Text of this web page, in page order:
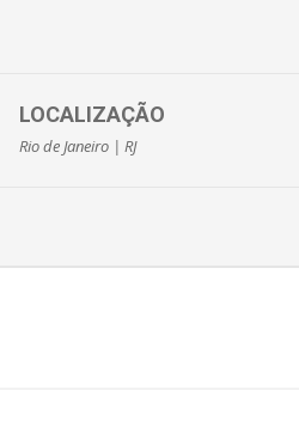
LOCALIZAÇÃO
Rio de Janeiro | RJ